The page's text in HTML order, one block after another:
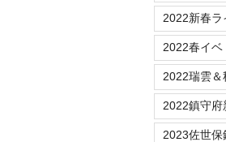
2022新春ラ
2022春イベ
2022瑞雲＆
2022鎮守
2023佐世保